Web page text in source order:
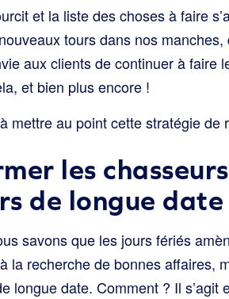
et la liste des choses à faire
tours dans nos
aux clients de continuer à faire
et bien plus encore !
mettre au point cette stratégie de
les
de longue date
savons que les jours fériés
la recherche de bonnes affaires,
longue date. Comment ? Il